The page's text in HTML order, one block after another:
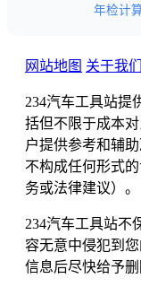
年检计
网站地图 关于我们
234汽车工具站提
括但不限于成本
户提供参考和辅助
不构成任何形式
务或法律建议）。
234汽车工具站不
容无意中侵犯到
信息后尽快给予删